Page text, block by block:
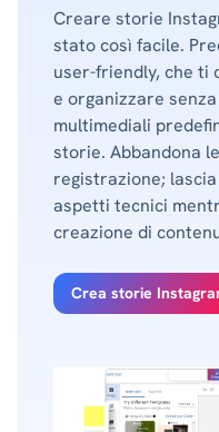
Creare storie
stato così facile.
user-friendly, che ti
e organizzare
multimediali
storie. Abbandona
registrazione;
aspetti tecnici
creazione di
Crea storie